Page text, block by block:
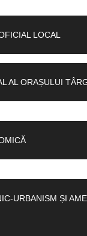
LOCAL
AL ORAȘULUI
URBANISM ȘI